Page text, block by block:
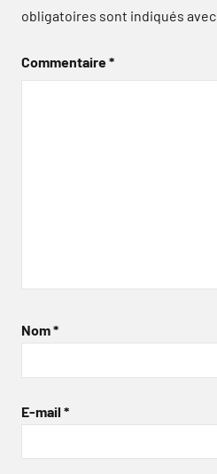
obligatoires sont indiqués avec
Commentaire*
Nom*
E-mail *